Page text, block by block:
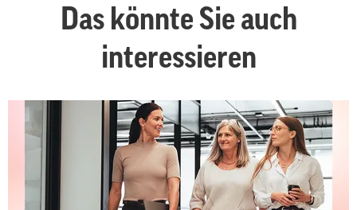
Das könnte Sie auch
interessieren